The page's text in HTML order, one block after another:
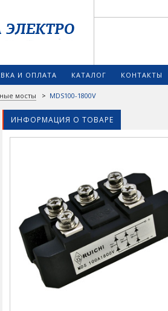
И ОПЛАТА КАТАЛОГ КОНТАКТЫ
мосты > MDS100-1800V
ИНФОРМАЦИЯ О ТОВАРЕ